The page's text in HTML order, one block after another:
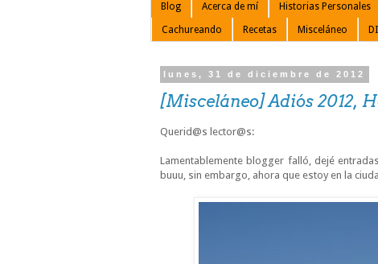
Blog Acerca de mí Historias Personales
Cachureando Recetas Misceláneo
lunes, 31 de diciembre de 2012
[Misceláneo] Adiós 2012,
Querid@s lector@s:
Lamentablemente blogger falló, dejé
buuu, sin embargo, ahora que estoy en la